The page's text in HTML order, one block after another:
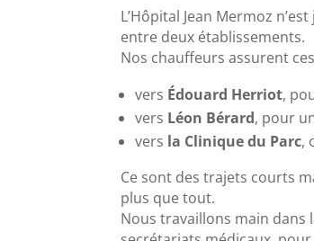
L’Hôpital Jean Mermoz
entre deux établissements.
Nos chauffeurs assurent ces
vers Édouard Herriot,
vers Léon Bérard, pour
vers la Clinique du Parc,
Ce sont des trajets courts
plus que tout.
Nous travaillons main dans